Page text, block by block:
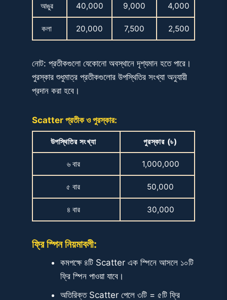
আঙুর 40,000 9,000 4,000
কলা 20,000 7,500 2,500
নোট: প্রতীকগুলো যেকোনো অবস্থানে দৃশ্যমান হতে পারে।
পুরস্কার শুধুমাত্র প্রতীকগুলোর উপস্থিতির সংখ্যা অনুযায়ী
প্রদান করা হবে।
Scatter প্রতীক ও পুরস্কার:
উপস্থিতির সংখ্যা পুরস্কার (৳)
৬ বার 1,000,000
৫ বার 50,000
৪ বার 30,000
ফ্রি স্পিন নিয়মাবলী:
কমপক্ষে ৪টি Scatter এক স্পিনে আসলে ১০টি
ফ্রি স্পিন পাওয়া যাবে।
অতিরিক্ত Scatter পেলে ৩টি = ৫টি ফ্রি